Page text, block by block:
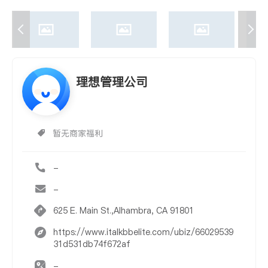
理想管理公司
暂无商家福利
-
-
625 E. Main St.,Alhambra, CA 91801
https://www.italkbbelite.com/ubiz/66029539
31d531db74f672af